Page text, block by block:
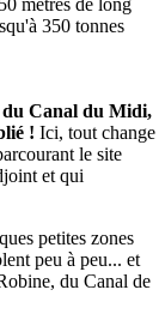
350 tonnes
du Canal du Midi,
! Ici, tout change
le site
et qui
petites zones
peu à peu... et
du Canal de